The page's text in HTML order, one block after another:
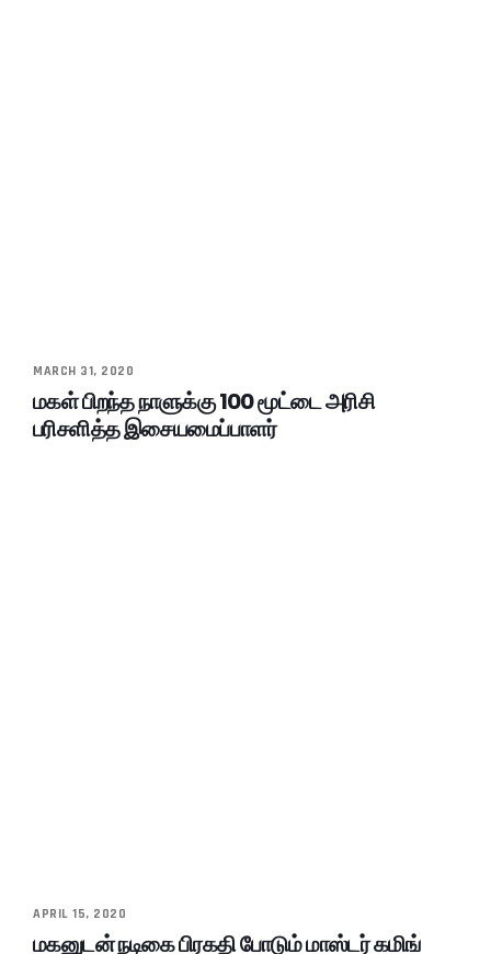
MARCH 31, 2020
மகள் பிறந்த நாளுக்கு 100 மூட்டை அரிசி
பரிசளித்த இசையமைப்பாளர்
APRIL 15, 2020
மகனுடன் நடிகை பிரகதி போடும் மாஸ்டர் கமிங்